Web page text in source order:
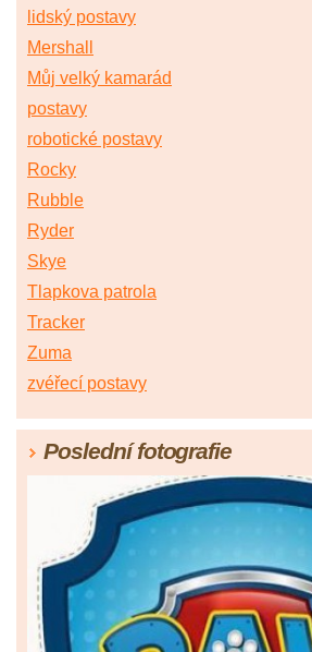
lidský postavy
Mershall
Můj velký kamarád
postavy
robotické postavy
Rocky
Rubble
Ryder
Skye
Tlapkova patrola
Tracker
Zuma
zvéřecí postavy
Poslední fotografie